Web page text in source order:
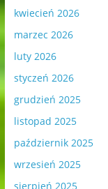
kwiecień 2026
marzec 2026
luty 2026
styczeń 2026
grudzień 2025
listopad 2025
październik 2025
wrzesień 2025
sierpień 2025